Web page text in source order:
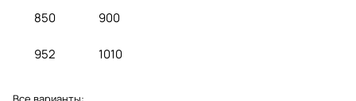
850 900
952 1010